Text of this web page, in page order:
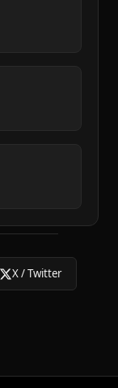
X / Twitter